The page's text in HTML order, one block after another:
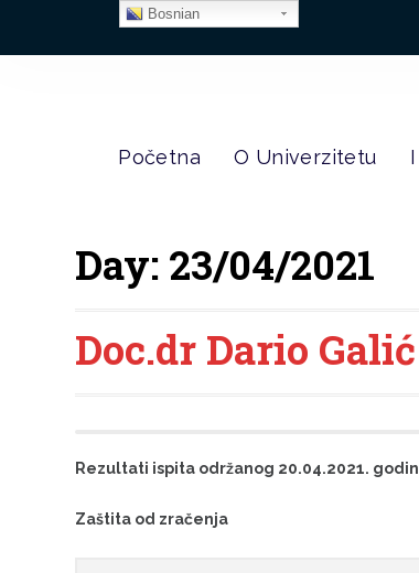
Početna O Univerzitetu
Day: 23/04/2021
Doc.dr Dario
Rezultati ispita održanog 20.04.2021.
Zaštita od zračenja
Bosnian